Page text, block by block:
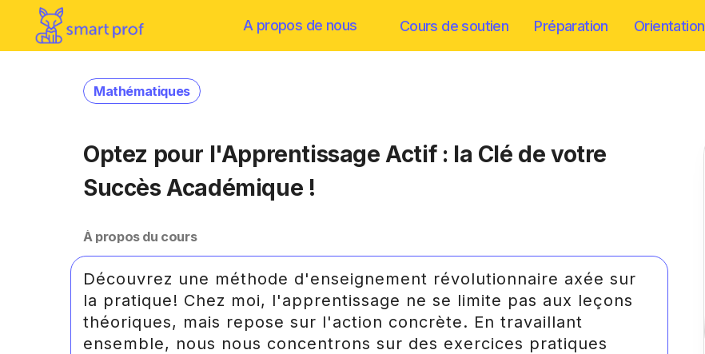
A propos de nous Cours de soutien Préparation Orientation
Mathématiques
Optez pour l'Apprentissage Actif : la Clé de votre
Succès Académique !
À propos du cours
Découvrez une méthode d'enseignement révolutionnaire axée sur
la pratique! Chez moi, l'apprentissage ne se limite pas aux leçons
théoriques, mais repose sur l'action concrète. En travaillant
ensemble, nous nous concentrons sur des exercices pratiques